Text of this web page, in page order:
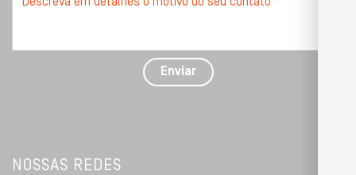
com
Enviar
NOSSAS REDES